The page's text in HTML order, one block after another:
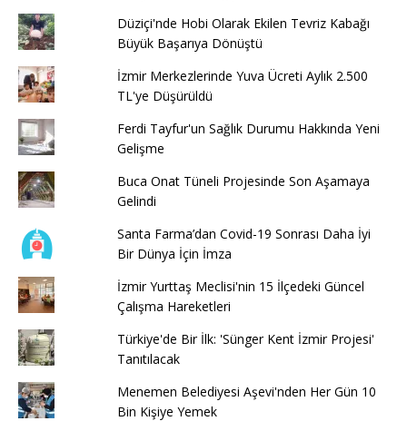
Düziçi'nde Hobi Olarak Ekilen Tevriz Kabağı
Büyük Başarıya Dönüştü
İzmir Merkezlerinde Yuva Ücreti Aylık 2.500
TL'ye Düşürüldü
Ferdi Tayfur'un Sağlık Durumu Hakkında Yeni
Gelişme
Buca Onat Tüneli Projesinde Son Aşamaya
Gelindi
Santa Farma’dan Covid-19 Sonrası Daha İyi
Bir Dünya İçin İmza
İzmir Yurttaş Meclisi'nin 15 İlçedeki Güncel
Çalışma Hareketleri
Türkiye'de Bir İlk: 'Sünger Kent İzmir Projesi'
Tanıtılacak
Menemen Belediyesi Aşevi'nden Her Gün 10
Bin Kişiye Yemek